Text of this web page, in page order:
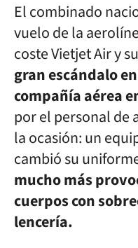
El combinado
vuelo de la
coste Vietjet Air y
gran escándalo
compañía aérea
por el personal de
la ocasión: un
cambió su
mucho más
cuerpos con
lencería.